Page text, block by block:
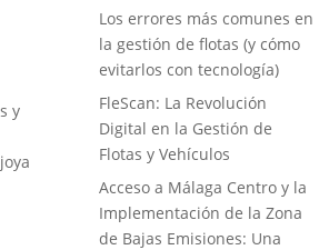
y
Los errores más comunes en
la gestión de flotas (y cómo
evitarlos con tecnología)
FleScan: La Revolución
Digital en la Gestión de
Flotas y Vehículos
Acceso a Málaga Centro y la
Implementación de la Zona
de Bajas Emisiones: Una